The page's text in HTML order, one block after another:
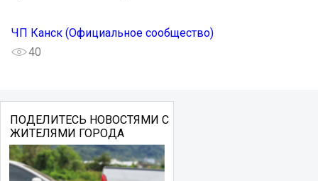
ЧП Канск (Официальное сообщество)
40
ПОДЕЛИТЕСЬ НОВОСТЯМИ С
ЖИТЕЛЯМИ ГОРОДА